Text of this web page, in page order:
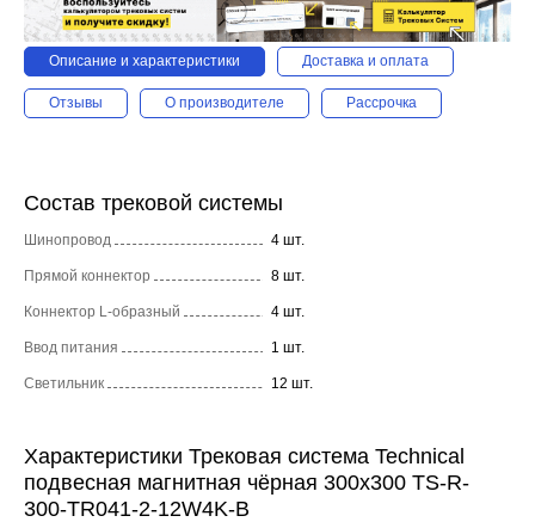
Описание и характеристики Доставка и оплата
Отзывы О производителе Рассрочка
Состав трековой системы
Шинопровод 4 шт.
Прямой коннектор 8 шт.
Коннектор L-образный 4 шт.
Ввод питания 1 шт.
Светильник 12 шт.
Характеристики Трековая система Technical
подвесная магнитная чёрная 300x300 TS-R-
300-TR041-2-12W4K-B